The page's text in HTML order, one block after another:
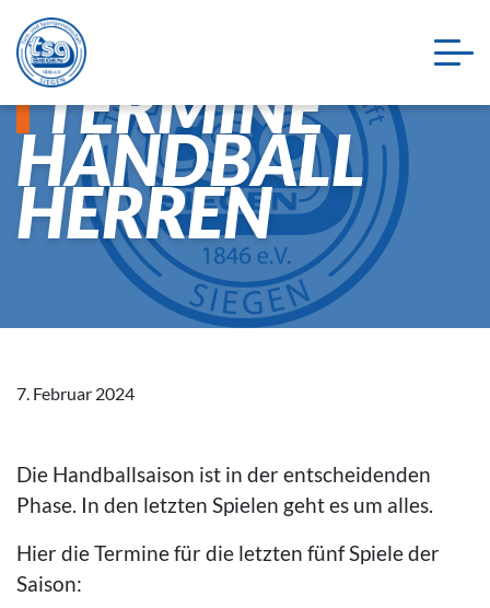
TERMINE
HANDBALL
HERREN
7. Februar 2024
Die Handballsaison ist in der entscheidenden
Phase. In den letzten Spielen geht es um alles.
Hier die Termine für die letzten fünf Spiele der
Saison: